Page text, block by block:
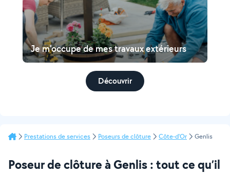
Je m'occupe de mes travaux extérieurs
Découvrir
Prestations de services Poseurs de clôture Côte-d'Or Genlis
Poseur de clôture à Genlis : tout ce qu’il